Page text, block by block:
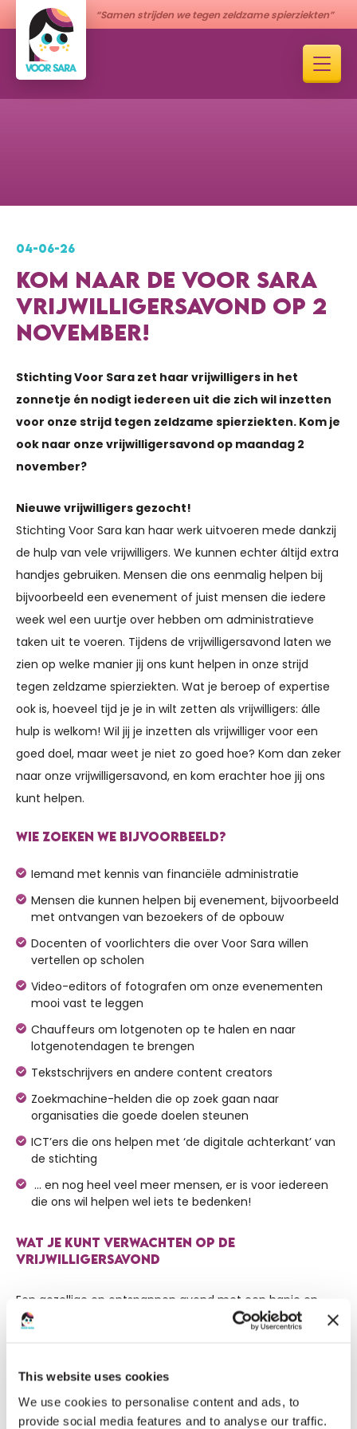
This website uses cookies
We use cookies to personalise content and ads, to
provide social media features and to analyse our traffic.
“Samen strijden we tegen zeldzame spierziekten”
04-06-26
KOM NAAR DE VOOR SARA
VRIJWILLIGERSAVOND OP 2
NOVEMBER!
Stichting Voor Sara zet haar vrijwilligers in het
zonnetje én nodigt iedereen uit die zich wil inzetten
voor onze strijd tegen zeldzame spierziekten. Kom je
ook naar onze vrijwilligersavond op maandag 2
november?
Nieuwe vrijwilligers gezocht!
Stichting Voor Sara kan haar werk uitvoeren mede dankzij
de hulp van vele vrijwilligers. We kunnen echter áltijd extra
handjes gebruiken. Mensen die ons eenmalig helpen bij
bijvoorbeeld een evenement of juist mensen die iedere
week wel een uurtje over hebben om administratieve
taken uit te voeren. Tijdens de vrijwilligersavond laten we
zien op welke manier jij ons kunt helpen in onze strijd
tegen zeldzame spierziekten. Wat je beroep of expertise
ook is, hoeveel tijd je je in wilt zetten als vrijwilligers: álle
hulp is welkom! Wil jij je inzetten als vrijwilliger voor een
goed doel, maar weet je niet zo goed hoe? Kom dan zeker
naar onze vrijwilligersavond, en kom erachter hoe jij ons
kunt helpen.
WIE ZOEKEN WE BIJVOORBEELD?
Iemand met kennis van financiële administratie
Mensen die kunnen helpen bij evenement, bijvoorbeeld
met ontvangen van bezoekers of de opbouw
Docenten of voorlichters die over Voor Sara willen
vertellen op scholen
Video-editors of fotografen om onze evenementen
mooi vast te leggen
Chauffeurs om lotgenoten op te halen en naar
lotgenotendagen te brengen
Tekstschrijvers en andere content creators
Zoekmachine-helden die op zoek gaan naar
organisaties die goede doelen steunen
ICT’ers die ons helpen met ‘de digitale achterkant’ van
de stichting
… en nog heel veel meer mensen, er is voor iedereen
die ons wil helpen wel iets te bedenken!
WAT JE KUNT VERWACHTEN OP DE
VRIJWILLIGERSAVOND
Een gezellige en ontspannen avond met een hapje en
een drankje. We nodigen bestaande én nieuwe vrijwilligers
weer heel wat nieuwe strijders die we aan onze stichting